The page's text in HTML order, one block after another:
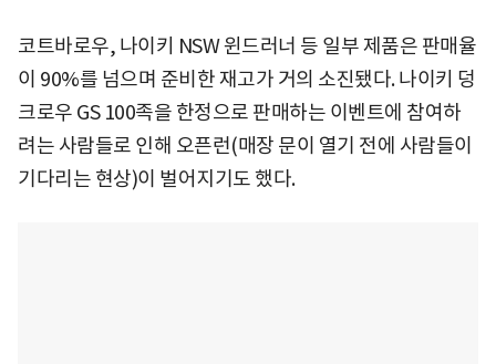
코트바로우, 나이키 NSW 윈드러너 등 일부 제품은 판매율
이 90%를 넘으며 준비한 재고가 거의 소진됐다. 나이키 덩
크로우 GS 100족을 한정으로 판매하는 이벤트에 참여하
려는 사람들로 인해 오픈런(매장 문이 열기 전에 사람들이
기다리는 현상)이 벌어지기도 했다.